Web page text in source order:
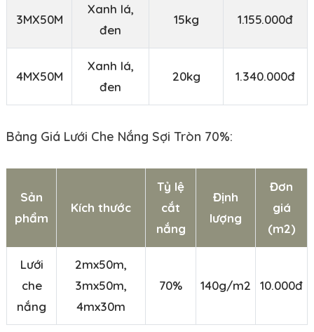
3MX50M
Xanh lá,
đen
15kg 1.155.000đ
4MX50M
Xanh lá,
đen
20kg 1.340.000đ
Bảng Giá Lưới Che Nắng Sợi Tròn 70%:
Sản
phẩm
Kích thước
Tỷ lệ
cắt
nắng
Định
lượng
Đơn
giá
(m2)
Lưới
che
nắng
2mx50m,
3mx50m,
4mx30m
70% 140g/m2 10.000đ